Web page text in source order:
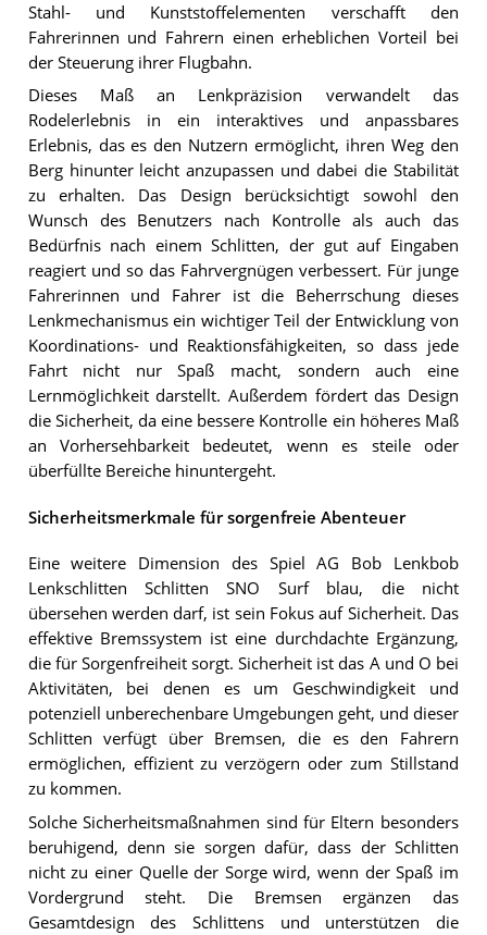
Stahl- und Kunststoffelementen verschafft den
Fahrerinnen und Fahrern einen erheblichen Vorteil bei
der Steuerung ihrer Flugbahn.
Dieses Maß an Lenkpräzision verwandelt das
Rodelerlebnis in ein interaktives und anpassbares
Erlebnis, das es den Nutzern ermöglicht, ihren Weg den
Berg hinunter leicht anzupassen und dabei die Stabilität
zu erhalten. Das Design berücksichtigt sowohl den
Wunsch des Benutzers nach Kontrolle als auch das
Bedürfnis nach einem Schlitten, der gut auf Eingaben
reagiert und so das Fahrvergnügen verbessert. Für junge
Fahrerinnen und Fahrer ist die Beherrschung dieses
Lenkmechanismus ein wichtiger Teil der Entwicklung von
Koordinations- und Reaktionsfähigkeiten, so dass jede
Fahrt nicht nur Spaß macht, sondern auch eine
Lernmöglichkeit darstellt. Außerdem fördert das Design
die Sicherheit, da eine bessere Kontrolle ein höheres Maß
an Vorhersehbarkeit bedeutet, wenn es steile oder
überfüllte Bereiche hinuntergeht.
Sicherheitsmerkmale für sorgenfreie Abenteuer
Eine weitere Dimension des Spiel AG Bob Lenkbob
Lenkschlitten Schlitten SNO Surf blau, die nicht
übersehen werden darf, ist sein Fokus auf Sicherheit. Das
effektive Bremssystem ist eine durchdachte Ergänzung,
die für Sorgenfreiheit sorgt. Sicherheit ist das A und O bei
Aktivitäten, bei denen es um Geschwindigkeit und
potenziell unberechenbare Umgebungen geht, und dieser
Schlitten verfügt über Bremsen, die es den Fahrern
ermöglichen, effizient zu verzögern oder zum Stillstand
zu kommen.
Solche Sicherheitsmaßnahmen sind für Eltern besonders
beruhigend, denn sie sorgen dafür, dass der Schlitten
nicht zu einer Quelle der Sorge wird, wenn der Spaß im
Vordergrund steht. Die Bremsen ergänzen das
Gesamtdesign des Schlittens und unterstützen die